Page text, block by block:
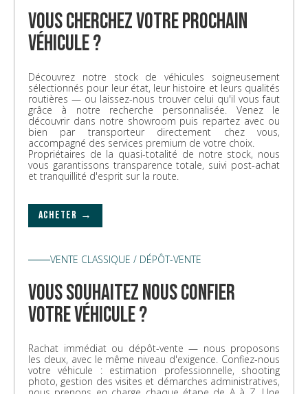
vous cherchez votre prochain
véhicule ?
Découvrez notre stock de véhicules soigneusement
sélectionnés pour leur état, leur histoire et leurs qualités
routières — ou laissez-nous trouver celui qu'il vous faut
grâce à notre recherche personnalisée. Venez le
découvrir dans notre showroom puis repartez avec ou
bien par transporteur directement chez vous,
accompagné des services premium de votre choix.
Propriétaires de la quasi-totalité de notre stock, nous
vous garantissons transparence totale, suivi post-achat
et tranquillité d'esprit sur la route.
ACHETER →
VENTE CLASSIQUE / DÉPÔT-VENTE
vous souhaitez nous confier
votre véhicule ?
Rachat immédiat ou dépôt-vente — nous proposons
les deux, avec le même niveau d'exigence. Confiez-nous
votre véhicule : estimation professionnelle, shooting
photo, gestion des visites et démarches administratives,